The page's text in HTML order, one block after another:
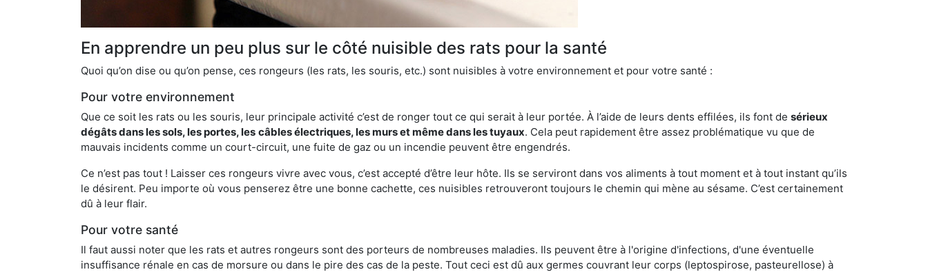
En apprendre un peu plus sur le côté nuisible des rats pour la santé
Quoi qu’on dise ou qu’on pense, ces rongeurs (les rats, les souris, etc.) sont nuisibles à votre environnement et pour votre santé :
Pour votre environnement
Que ce soit les rats ou les souris, leur principale activité c’est de ronger tout ce qui serait à leur portée. À l’aide de leurs dents effilées, ils font de sérieux
dégâts dans les sols, les portes, les câbles électriques, les murs et même dans les tuyaux. Cela peut rapidement être assez problématique vu que de
mauvais incidents comme un court-circuit, une fuite de gaz ou un incendie peuvent être engendrés.
Ce n’est pas tout ! Laisser ces rongeurs vivre avec vous, c’est accepté d’être leur hôte. Ils se serviront dans vos aliments à tout moment et à tout instant qu’ils
le désirent. Peu importe où vous penserez être une bonne cachette, ces nuisibles retrouveront toujours le chemin qui mène au sésame. C’est certainement
dû à leur flair.
Pour votre santé
Il faut aussi noter que les rats et autres rongeurs sont des porteurs de nombreuses maladies. Ils peuvent être à l'origine d'infections, d'une éventuelle
insuffisance rénale en cas de morsure ou dans le pire des cas de la peste. Tout ceci est dû aux germes couvrant leur corps (leptospirose, pasteurellose) à